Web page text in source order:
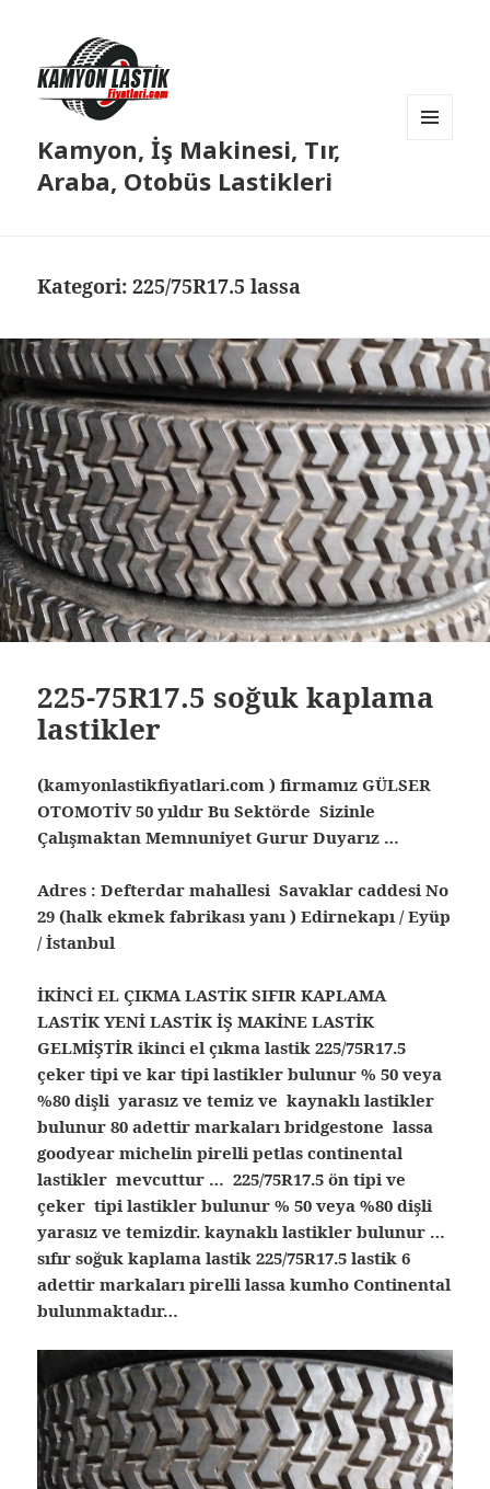
Kamyon, İş Makinesi, Tır,
Araba, Otobüs Lastikleri
Kategori:225/75R17.5 lassa
225-75R17.5 soğuk kaplama
lastikler
(kamyonlastikfiyatlari.com ) firmamız GÜLSER
OTOMOTİV 50 yıldır Bu Sektörde Sizinle
Çalışmaktan Memnuniyet Gurur Duyarız …
Adres : Defterdar mahallesi Savaklar caddesi No
29 (halk ekmek fabrikası yanı ) Edirnekapı / Eyüp
/ İstanbul
İKİNCİ EL ÇIKMA LASTİK SIFIR KAPLAMA
LASTİK YENİ LASTİK İŞ MAKİNE LASTİK
GELMİŞTİR ikinci el çıkma lastik 225/75R17.5
çeker tipi ve kar tipi lastikler bulunur % 50 veya
%80 dişli yarasız ve temiz ve kaynaklı lastikler
bulunur 80 adettir markaları bridgestone lassa
goodyear michelin pirelli petlas continental
lastikler mevcuttur … 225/75R17.5 ön tipi ve
çeker tipi lastikler bulunur % 50 veya %80 dişli
yarasız ve temizdir. kaynaklı lastikler bulunur …
sıfır soğuk kaplama lastik 225/75R17.5 lastik 6
adettir markaları pirelli lassa kumho Continental
bulunmaktadır…